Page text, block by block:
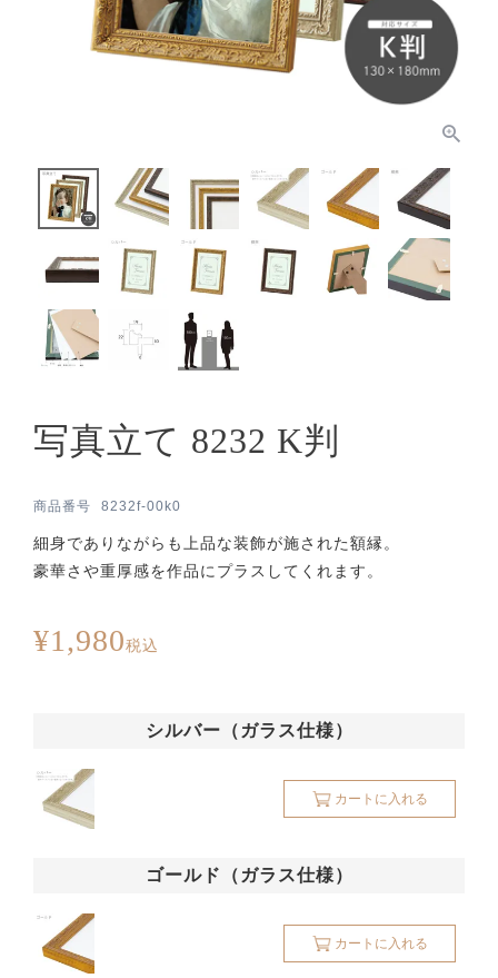
写真立て 8232 K判
商品番号 8232f-00k0
細身でありながらも上品な装飾が施された額縁。
豪華さや重厚感を作品にプラスしてくれます。
¥1,980税込
シルバー（ガラス仕様）
カートに入れる
ゴールド（ガラス仕様）
カートに入れる